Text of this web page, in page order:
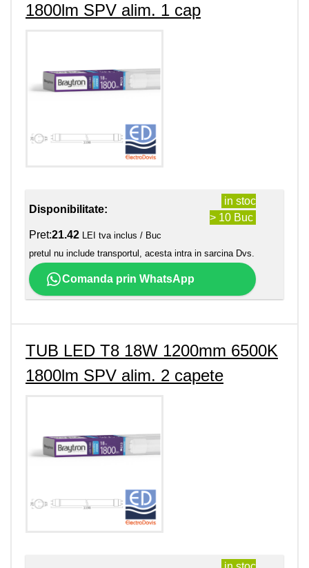
1800lm SPV alim. 1 cap
Disponibilitate:
in stoc
> 10 Buc
Pret:21.42 LEI tva inclus / Buc
pretul nu include transportul, acesta intra in sarcina Dvs.
Comanda prin WhatsApp
TUB LED T8 18W 1200mm 6500K
1800lm SPV alim. 2 capete